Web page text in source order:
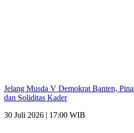
Jelang Musda V Demokrat Banten,
dan Soliditas Kader
30 Juli 2026 | 17:00 WIB